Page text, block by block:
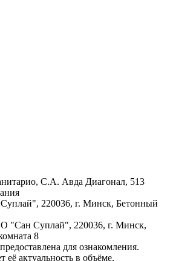
С.А. Авда Диагонал, 513
220036, г. Минск, Бетонный
"Сан Суплай", 220036, г. Минск,
8
для ознакомления.
её актуальность в объёме,